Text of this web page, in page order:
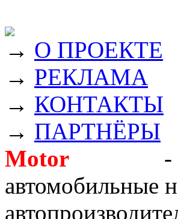
→ О ПРОЕКТЕ
→ РЕКЛАМА
→ КОНТАКТЫ
→ ПАРТНЁРЫ
Motor
-
автомобильные